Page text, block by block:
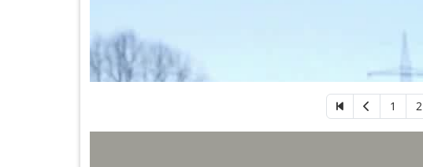
1 2